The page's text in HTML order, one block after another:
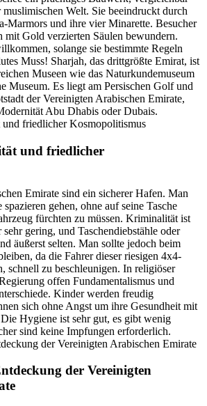
Welt. Sie beeindruckt durch
Marmors und ihre vier Minarette. Besucher
mit Gold verzierten Säulen bewundern.
solange sie bestimmte Regeln
Muss! Sharjah, das drittgrößte Emirat, ist
Museen wie das Naturkundemuseum
Museum. Es liegt am Persischen Golf und
der Vereinigten Arabischen Emirate,
Abu Dhabis oder Dubais.
und friedlicher
Emirate sind ein sicherer Hafen. Man
gehen, ohne auf seine Tasche
fürchten zu müssen. Kriminalität ist
gering, und Taschendiebstähle oder
äußerst selten. Man sollte jedoch beim
da die Fahrer dieser riesigen 4x4-
schnell zu beschleunigen. In religiöser
offen Fundamentalismus und
Kinder werden freudig
sich ohne Angst um ihre Gesundheit mit
Hygiene ist sehr gut, es gibt wenig
sind keine Impfungen erforderlich.
der Vereinigten